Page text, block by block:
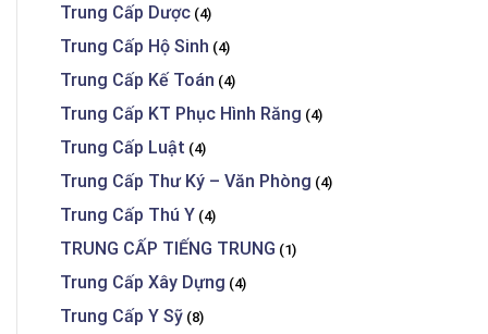
Trung Cấp Dược (4)
Trung Cấp Hộ Sinh (4)
Trung Cấp Kế Toán (4)
Trung Cấp KT Phục Hình Răng (4)
Trung Cấp Luật (4)
Trung Cấp Thư Ký – Văn Phòng (4)
Trung Cấp Thú Y (4)
TRUNG CẤP TIẾNG TRUNG (1)
Trung Cấp Xây Dựng (4)
Trung Cấp Y Sỹ (8)